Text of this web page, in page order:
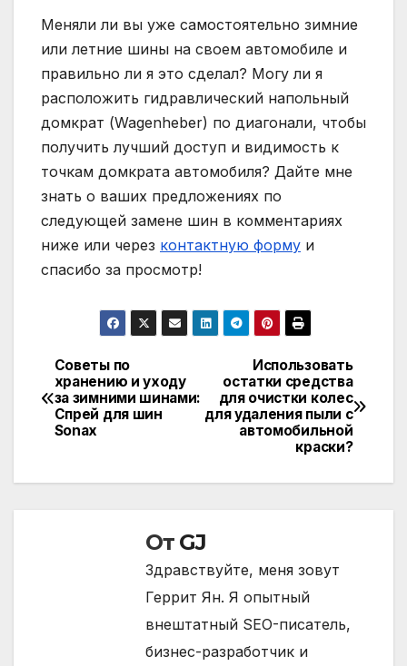
Меняли ли вы уже самостоятельно зимние
или летние шины на своем автомобиле и
правильно ли я это сделал? Могу ли я
расположить гидравлический напольный
домкрат (Wagenheber) по диагонали, чтобы
получить лучший доступ и видимость к
точкам домкрата автомобиля? Дайте мне
знать о ваших предложениях по
следующей замене шин в комментариях
ниже или через контактную форму и
спасибо за просмотр!
Навигация
по
Использовать
остатки средства
для очистки колес
для удаления пыли с
автомобильной
краски?
Советы по
хранению и уходу
за зимними шинами:
Спрей для шин
Sonax
От GJ
Здравствуйте, меня зовут
Геррит Ян. Я опытный
внештатный SEO-писатель,
бизнес-разработчик и